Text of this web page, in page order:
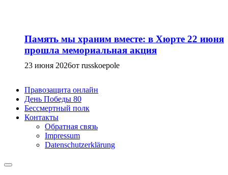
Память мы храним вместе: в Хюрте 22 июня
прошла мемориальная акция
23 июня 2026от russkoepole
Правозащита онлайн
День Победы 80
Бессмертный полк
Контакты
Обратная связь
Impressum
Datenschutzerklärung